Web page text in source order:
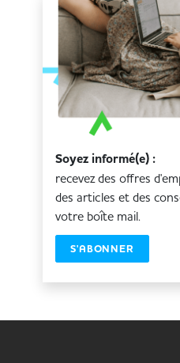
Soyez informé(e) :
recevez des offres
des articles et des
votre boîte mail.
S'ABONNER